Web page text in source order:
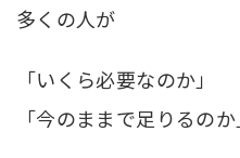
多くの人が
「いくら必要なのか」
「今のままで足りるのか